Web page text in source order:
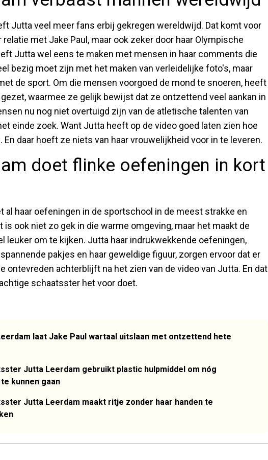
Jutta veel meer fans erbij gekregen wereldwijd. Dat komt voor
relatie met Jake Paul, maar ook zeker door haar Olympische
Jutta wel eens te maken met mensen in haar comments die
bezig moet zijn met het maken van verleidelijke foto's, maar
de sport. Om die mensen voorgoed de mond te snoeren, heeft
waarmee ze gelijk bewijst dat ze ontzettend veel aankan in
nu nog niet overtuigd zijn van de atletische talenten van
einde zoek. Want Jutta heeft op de video goed laten zien hoe
daar hoeft ze niets van haar vrouwelijkheid voor in te leveren.
doet flinke oefeningen in kort
al haar oefeningen in de sportschool in de meest strakke en
is ook niet zo gek in die warme omgeving, maar het maakt de
leuker om te kijken. Jutta haar indrukwekkende oefeningen,
pakjes en haar geweldige figuur, zorgen ervoor dat er
ontevreden achterblijft na het zien van de video van Jutta. En dat
schaatsster het voor doet.
laat Jake Paul wartaal uitslaan met ontzettend hete
Jutta Leerdam gebruikt plastic hulpmiddel om nóg
kunnen gaan
Jutta Leerdam maakt ritje zonder haar handen te